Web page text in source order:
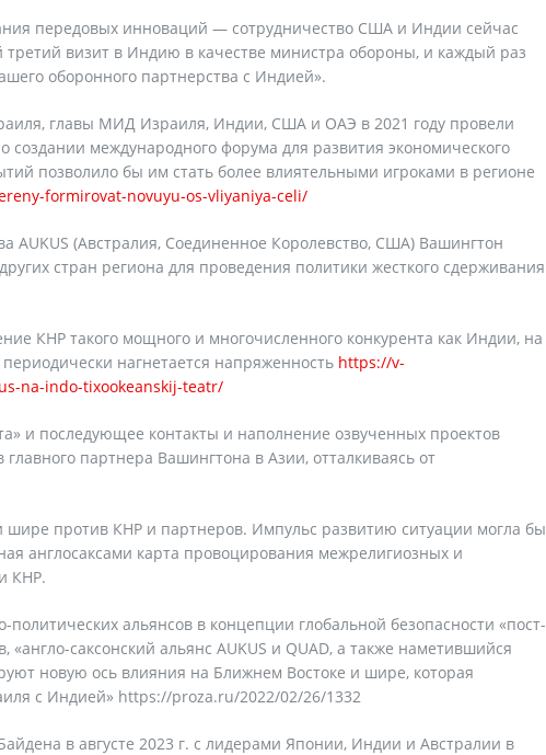
передовых инноваций — сотрудничество США и Индии сейчас
третий визит в Индию в качестве министра обороны, и каждый раз
оборонного партнерства с Индией».
главы МИД Израиля, Индии, США и ОАЭ в 2021 году провели
создании международного форума для развития экономического
позволило бы им стать более влиятельными игроками в регионе
formirovat-novuyu-os-vliyaniya-celi/
AUKUS (Австралия, Соединенное Королевство, США) Вашингтон
стран региона для проведения политики жесткого сдерживания
КНР такого мощного и многочисленного конкурента как Индии, на
нагнетается напряженность https://v-
na-indo-tixookeanskij-teatr/
и последующее контакты и наполнение озвученных проектов
партнера Вашингтона в Азии, отталкиваясь от
против КНР и партнеров. Импульс развитию ситуации могла бы
англосаксами карта провоцирования межрелигиозных и
КНР.
альянсов в концепции глобальной безопасности «пост-
саксонский альянс AUKUS и QUAD, а также наметившийся
новую ось влияния на Ближнем Востоке и шире, которая
с Индией» https://proza.ru/2022/02/26/1332
в августе 2023 г. с лидерами Японии, Индии и Австралии в